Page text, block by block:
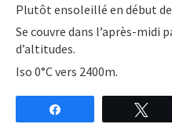
Plutôt ensoleillé en début
Se couvre dans l’après-midi
d’altitudes.
Iso 0°C vers 2400m.